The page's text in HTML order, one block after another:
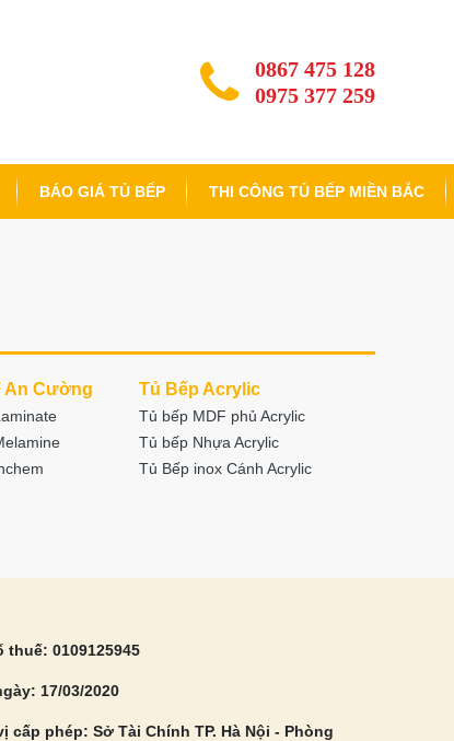
0867 475 128
0975 377 259
BÁO GIÁ TỦ BẾP THI CÔNG TỦ BẾP MIỀN BẮC
An Cường Tủ Bếp Acrylic
Tủ bếp MDF phủ Acrylic
Tủ bếp Nhựa Acrylic
Tủ Bếp inox Cánh Acrylic
thuế: 0109125945
17/03/2020
cấp phép: Sở Tài Chính TP. Hà Nội - Phòng